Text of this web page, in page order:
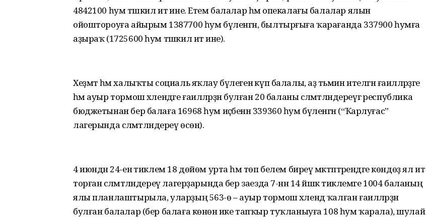
4842100 һум тәшкил итә ине. Етем балалар һәм опекалағы балалар ялын
ойоштороуға айырым 1387700 һум бүленгән, былтырғыға ҡарағанда 337900 һумға
аҙыраҡ (1725600 һум тәшкил итә ине).
Хеҙмәт һәм халыҡты социаль яҡлау бүлегенә күп балалы, аҙ тәьмин ителгән ғаиләләрҙәге
һәм ауыр тормош хәлендәге ғаиләләрҙән булған 20 баланы сәләмәтләндереүгә республика
бюджетынан бер балаға 16968 һум иҫәбенән 339360 һум бүленгән (“Ҡарлуғас”
лагерында сәләмәтләндереү өсөн).
4 июндән 24-енә тиклем 18 дөйөм урта һәм төп белем биреү мәктәптәрендәге көндөҙ ял итә
торған сәләмәтләндереү лагерҙарында бер заезда 7-нән 14 йәшкә тиклемге 1004 баланың
ялы планлаштырыла, уларҙың 563-ө – ауыр тормош хәлендә ҡалған ғаиләләрҙән
булған балалар (бер балаға көнөнә ике тапҡыр туҡланыуға 108 һум ҡарала), шулай